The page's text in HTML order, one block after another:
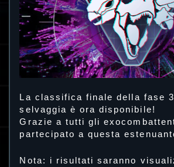
La classifica finale della fase
selvaggia è ora disponibile!
Grazie a tutti gli
partecipato a questa
Nota: i risultati saranno